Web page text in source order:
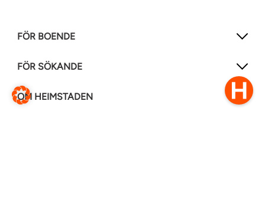
FÖR BOENDE
FÖR SÖKANDE
OM HEIMSTADEN